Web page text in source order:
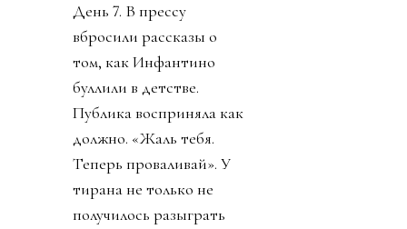
День 7. В прессу
вбросили рассказы о
том, как Инфантино
буллили в детстве.
Публика восприняла как
должно. «Жаль тебя.
Теперь проваливай». У
тирана не только не
получилось разыграть